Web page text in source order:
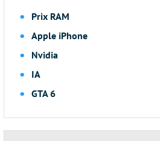
Prix RAM
Apple iPhone
Nvidia
IA
GTA 6